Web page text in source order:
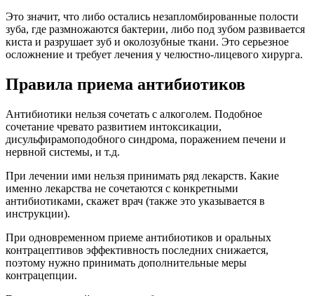
Это значит, что либо остались незапломбированные полости
зуба, где размножаются бактерии, либо под зубом развивается
киста и разрушает зуб и околозубные ткани. Это серьезное
осложнение и требует лечения у челюстно-лицевого хирурга.
Правила приема антибиотиков
Антибиотики нельзя сочетать с алкоголем. Подобное
сочетание чревато развитием интоксикации,
дисульфирамоподобного синдрома, поражением печени и
нервной системы, и т.д.
При лечении ими нельзя принимать ряд лекарств. Какие
именно лекарства не сочетаются с конкретными
антибиотиками, скажет врач (также это указывается в
инструкции).
При одновременном приеме антибиотиков и оральных
контрацептивов эффективность последних снижается,
поэтому нужно принимать дополнительные меры
контрацепции.